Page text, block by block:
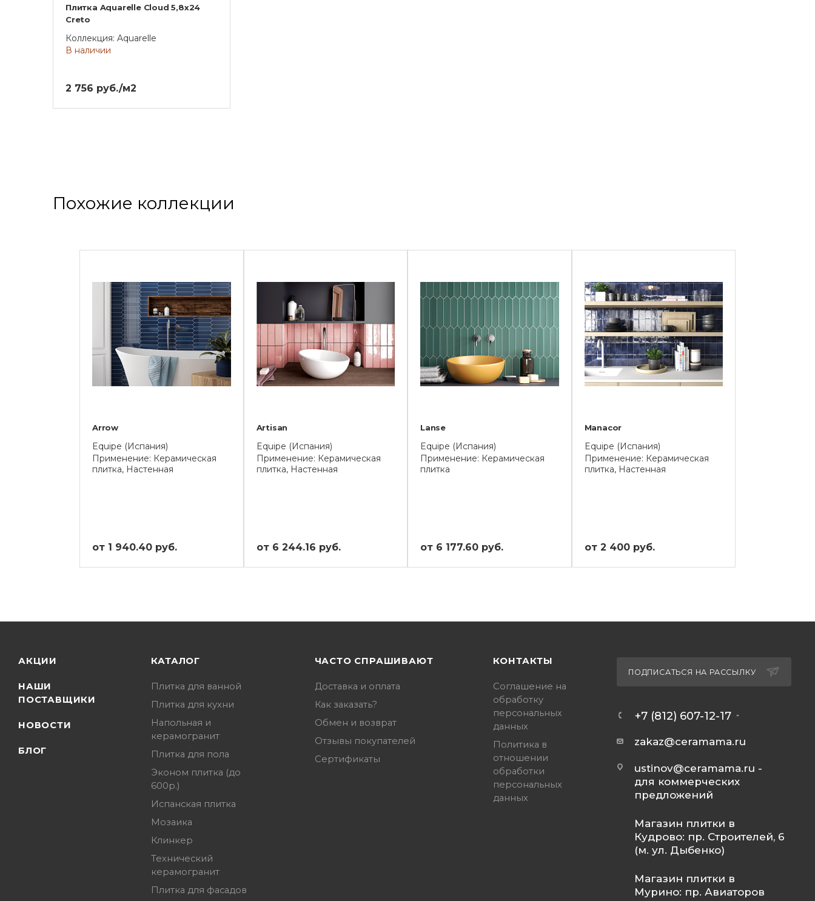
Плитка Aquarelle Cloud 5,8х24
Creto
Коллекция: Aquarelle
В наличии
2 756 руб./м2
Похожие коллекции
Arrow
Equipe (Испания)
Применение: Керамическая
плитка, Настенная
от 1 940.40 руб.
Artisan
Equipe (Испания)
Применение: Керамическая
плитка, Настенная
от 6 244.16 руб.
Lanse
Equipe (Испания)
Применение: Керамическая
плитка
от 6 177.60 руб.
Manacor
Equipe (Испания)
Применение: Керамическая
плитка, Настенная
от 2 400 руб.
АКЦИИ
НАШИ
ПОСТАВЩИКИ
НОВОСТИ
БЛОГ
КАТАЛОГ
Плитка для ванной
Плитка для кухни
Напольная и
керамогранит
Плитка для пола
Эконом плитка (до
600р.)
Испанская плитка
Мозаика
Клинкер
Технический
керамогранит
Плитка для фасадов
ЧАСТО СПРАШИВАЮТ
Доставка и оплата
Как заказать?
Обмен и возврат
Отзывы покупателей
Сертификаты
КОНТАКТЫ
Соглашение на
обработку
персональных
данных
Политика в
отношении
обработки
персональных
данных
ПОДПИСАТЬСЯ НА РАССЫЛКУ
+7 (812) 607-12-17
zakaz@ceramama.ru
ustinov@ceramama.ru -
для коммерческих
предложений
Магазин плитки в
Кудрово: пр. Строителей, 6
(м. ул. Дыбенко)
Магазин плитки в
Мурино: пр. Авиаторов